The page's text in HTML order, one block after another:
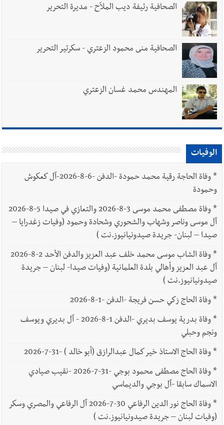
الصحافية رئيفة ديب الملاّح - مديرة التحرير
الصحافية منى محمود الزعتري - سكرتير التحرير
المهندس محمد غسان الزعتري
الوفيات
*
وفاة الحاجة رقية محمد حمودة -الدفن -6-8-2026-آل كعكوش
وحمودة
*
وفاة مصطفى محمد موسى 3-8-2026 والتعازي في صيدا 5-8-2026
آل موسى وناصر وشهاب والشحوري وشحادة وحمود (وفيات زغدرايا –
صيدا – لبنان- جريدة صيدونيانيوز.نت )
*
وفاة الشاب موسى محمد خلف عبد العزيز والدفن الأحد 2-8-2026
آل عبد العزيز وأهالي بلدة العلمانية (وفيات صيدا- لبنان – جريدة
صيدونيانيوز.نت )
*وفاة الحاج زكي حسن فريجة -الدفن -1-8-2026
*
وفاة بدرية يوسف بديري -الدفن 1-8-2026 - آل بديري ويوسف
ونجم وحبلي
*وفاة الحاج الاستاذ خير كمال عبدالرازق (أبو خالد ) -31-7-2026
*
وفاة الحاج مصطفى محمود بوجي -31-7-2026 -نقيب صيادي
الاسماك سابقا -آل بوجي والديماسي
*
وفاة الحاج نور الدين الرفاعي 30-7-2026 آل الرفاعي والمصري وسكر
(وفيات لبنان – جريدة صيدونيانيوز.نت )